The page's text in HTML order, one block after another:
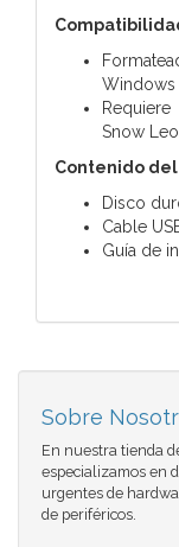
Windows
Snow
Contenido
Disco
Cable
Guía de
Sobre
En nuestra tienda
especializamos en
urgentes de
de periféricos.